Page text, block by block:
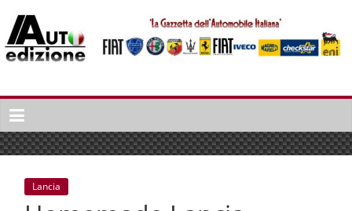
naar
inhoud
Auto
Edizione
La
Gazetta
dell'Automobile
ItalianaLancia